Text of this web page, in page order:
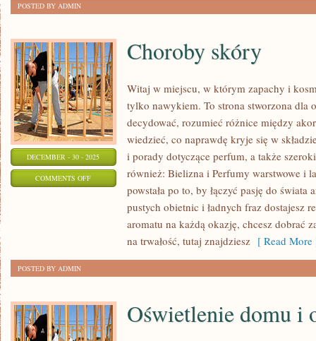
POSTED BY ADMIN
DECEMBER - 30 - 2025
COMMENTS OFFON
Choroby skóry
Witaj w miejscu, w którym zapachy i
tylko nawykiem. To strona stworzona dla
decydować, rozumieć różnice między
wiedzieć, co naprawdę kryje się w
i porady dotyczące perfum, a także
również: Bielizna i Perfumy warstwowe i
powstała po to, by łączyć pasję do
pustych obietnic i ładnych fraz dostajesz
aromatu na każdą okazję, chcesz dobrać
na trwałość, tutaj znajdziesz [ Read More
POSTED BY ADMIN
Oświetlenie domu i